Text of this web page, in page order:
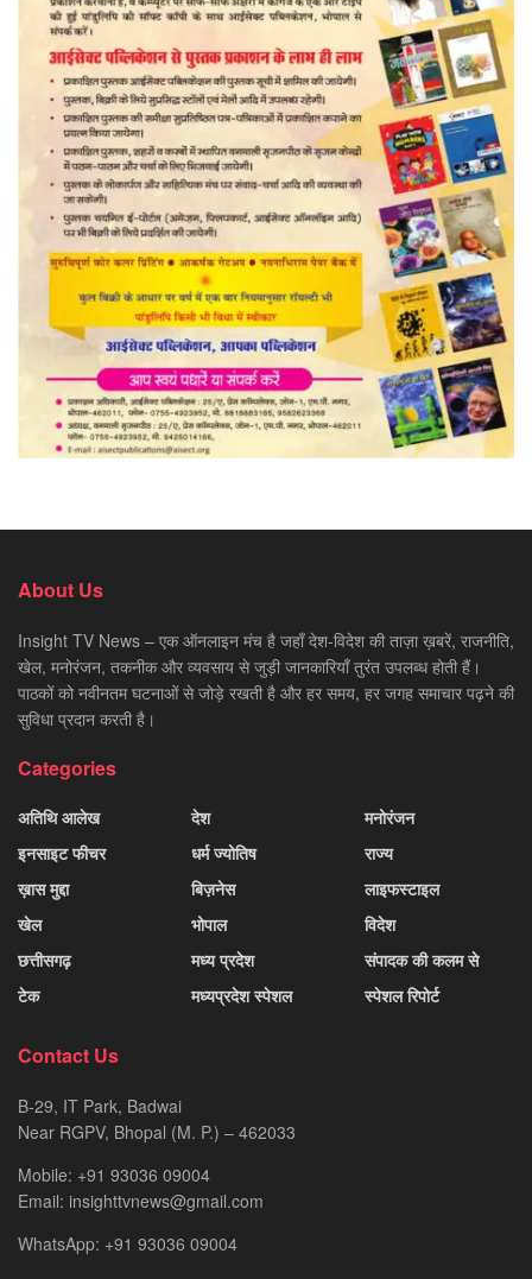
About Us
Insight TV News – एक ऑनलाइन मंच है जहाँ देश-विदेश की ताज़ा ख़बरें, राजनीति,
खेल, मनोरंजन, तकनीक और व्यवसाय से जुड़ी जानकारियाँ तुरंत उपलब्ध होती हैं।
पाठकों को नवीनतम घटनाओं से जोड़े रखती है और हर समय, हर जगह समाचार पढ़ने की
सुविधा प्रदान करती है।
Categories
अतिथि आलेख
इनसाइट फीचर
ख़ास मुद्दा
खेल
छत्तीसगढ़
टेक
देश
धर्म ज्योतिष
बिज़नेस
भोपाल
मध्य प्रदेश
मध्यप्रदेश स्पेशल
मनोरंजन
राज्य
लाइफस्टाइल
विदेश
संपादक की कलम से
स्पेशल रिपोर्ट
Contact Us
B-29, IT Park, Badwai
Near RGPV, Bhopal (M. P.) – 462033
Mobile: +91 93036 09004
Email: insighttvnews@gmail.com
WhatsApp: +91 93036 09004